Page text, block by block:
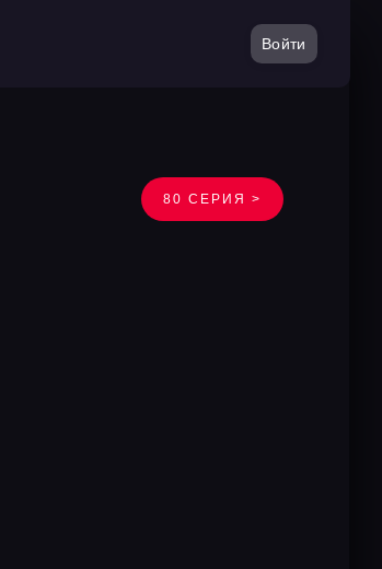
Войти
80 СЕРИЯ >